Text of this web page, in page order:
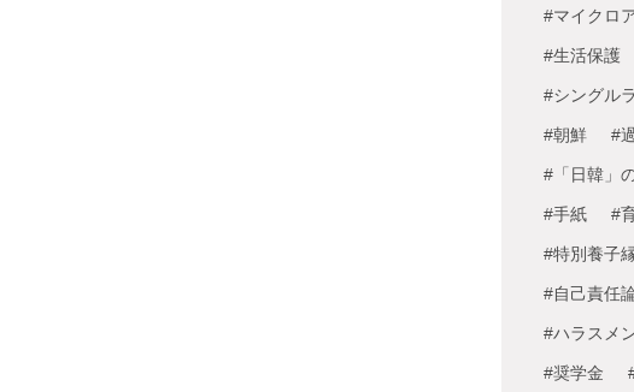
#マイクロ
#生活保護
#シングル
#朝鮮 #
#「日韓」
#手紙 #
#特別養子
#自己責任
#ハラスメ
#奨学金